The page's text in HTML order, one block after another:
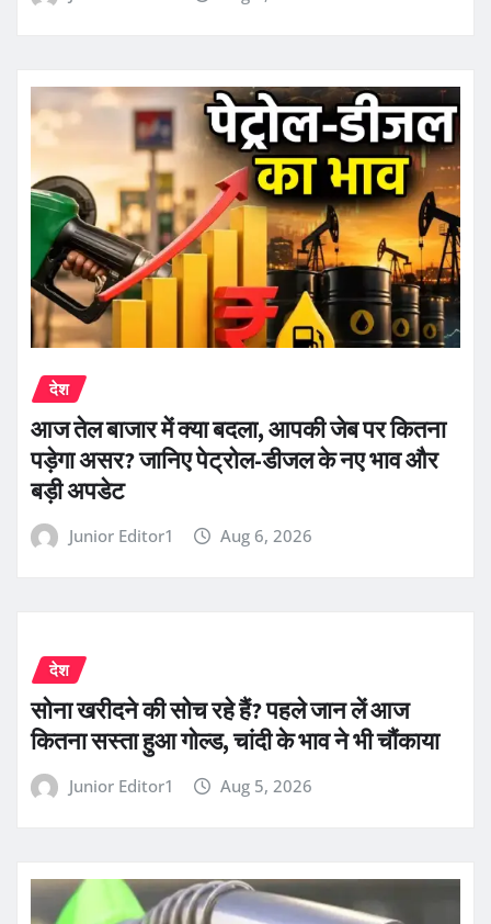
देश
आज तेल बाजार में क्या बदला, आपकी जेब पर कितना
पड़ेगा असर? जानिए पेट्रोल-डीजल के नए भाव और
बड़ी अपडेट
Junior Editor1 Aug 6, 2026
देश
सोना खरीदने की सोच रहे हैं? पहले जान लें आज
कितना सस्ता हुआ गोल्ड, चांदी के भाव ने भी चौंकाया
Junior Editor1 Aug 5, 2026